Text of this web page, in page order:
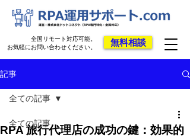
無料相談
全国リモート対応可能。
お気軽にお問い合わせください。
記事
全ての記事
全ての記事
RPA 旅行代理店の成功の鍵：効果的